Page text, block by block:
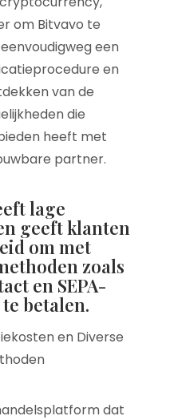
om Bitvavo te
een
en
van de
die
heeft met
partner.
lage
geeft klanten
om met
zoals
en SEPA-
betalen.
en Diverse
dat